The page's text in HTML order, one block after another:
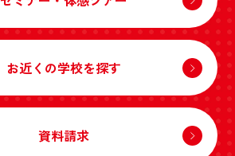
お近くの学校を探す
資料請求